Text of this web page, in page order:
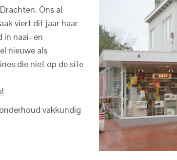
Ons al
viert dit jaar haar
in naai- en
nieuwe als
die niet op de site
vakkundig